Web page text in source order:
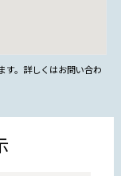
す。詳しくはお問い合わ